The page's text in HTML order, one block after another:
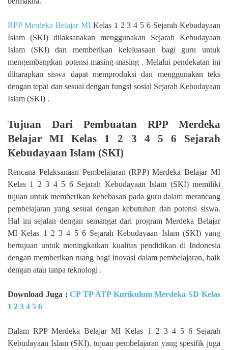
RPP Merdeka Belajar MIKelas 1 2 3 4 5 6 Sejarah Kebudayaan
Islam (SKI) dilaksanakan menggunakan Sejarah Kebudayaan
Islam (SKI) dan memberikan keleluasaan bagi guru untuk
mengembangkan potensi masing-masing . Melalui pendekatan ini
diharapkan siswa dapat memproduksi dan menggunakan teks
dengan tepat dan sesuai dengan fungsi sosial Sejarah Kebudayaan
Islam (SKI) .
Tujuan Dari Pembuatan RPP Merdeka
Belajar MI Kelas 1 2 3 4 5 6 Sejarah
Kebudayaan Islam (SKI)
Rencana Pelaksanaan Pembelajaran (RPP) Merdeka Belajar MI
Kelas 1 2 3 4 5 6 Sejarah Kebudayaan Islam (SKI) memiliki
tujuan untuk memberikan kebebasan pada guru dalam merancang
pembelajaran yang sesuai dengan kebutuhan dan potensi siswa.
Hal ini sejalan dengan semangat dari program Merdeka Belajar
MI Kelas 1 2 3 4 5 6 Sejarah Kebudayaan Islam (SKI) yang
bertujuan untuk meningkatkan kualitas pendidikan di Indonesia
dengan memberikan ruang bagi inovasi dalam pembelajaran, baik
dengan atau tanpa teknologi .
Download Juga :CP TP ATP Kurikulum Merdeka SD Kelas
1 2 3 4 5 6
Dalam RPP Merdeka Belajar MI Kelas 1 2 3 4 5 6 Sejarah
Kebudayaan Islam (SKI), tujuan pembelajaran yang spesifik juga